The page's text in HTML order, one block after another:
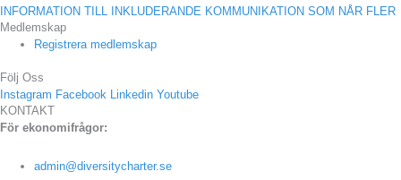
INFORMATION TILL INKLUDERANDE KOMMUNIKATION SOM NÅR FLER
Medlemskap
Registrera medlemskap
Följ Oss
Instagram Facebook Linkedin Youtube
KONTAKT
För ekonomifrågor:
admin@diversitycharter.se